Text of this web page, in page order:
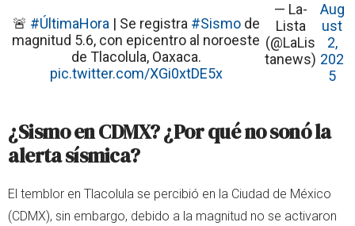
🚨 #ÚltimaHora | Se registra #Sismode
magnitud 5.6, con epicentro al noroeste
de Tlacolula, Oaxaca.
pic.twitter.com/XGi0xtDE5x
— La-
Lista
(@LaLis
tanews)
Aug
ust
2,
202
5
¿Sismo en CDMX? ¿Por qué no sonó la
alerta sísmica?
El temblor en Tlacolula se percibió en la Ciudad de México
(CDMX), sin embargo, debido a la magnitud no se activaron